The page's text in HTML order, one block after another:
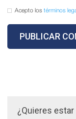
Acepto los términos
¿Quieres